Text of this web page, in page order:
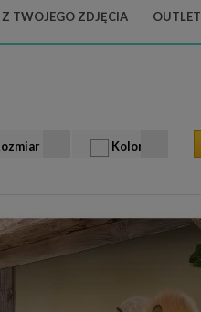
Z TWOJEGO ZDJĘCIA OUTLET
Kolor